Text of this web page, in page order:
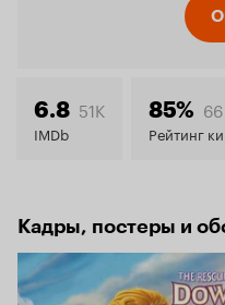
6.8 51K
IMDb
85% 66
Рейтинг
Кадры, постеры и